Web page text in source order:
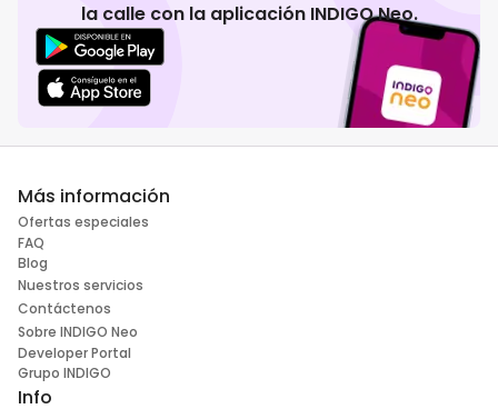
la calle con la aplicación INDIGO Neo.
Más información
Ofertas especiales
FAQ
Blog
Nuestros servicios
Contáctenos
Sobre INDIGO Neo
Developer Portal
Grupo INDIGO
Info